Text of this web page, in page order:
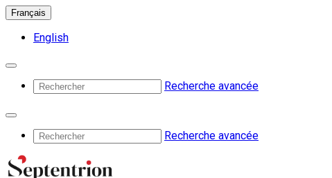
Français
English
Recherche avancée
Recherche avancée